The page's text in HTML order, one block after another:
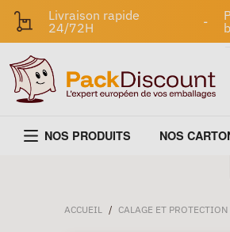
Livraison rapide
24/72H
-
NOS PRODUITS NOS
ACCUEIL / CALAGE ET PROTECTION